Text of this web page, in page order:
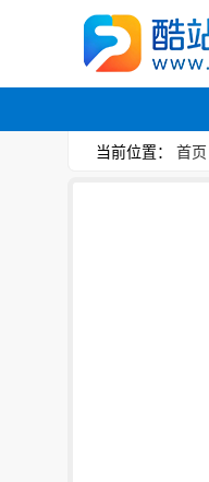
当前位置： 首页